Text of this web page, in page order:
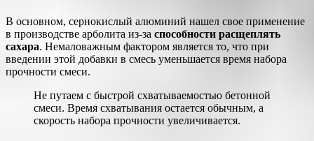
В основном, сернокислый алюминий нашел свое применение
в производстве арболита из-за способности расщеплять
сахара. Немаловажным фактором является то, что при
введении этой добавки в смесь уменьшается время набора
прочности смеси.
Не путаем с быстрой схватываемостью бетонной
смеси. Время схватывания остается обычным, а
скорость набора прочности увеличивается.